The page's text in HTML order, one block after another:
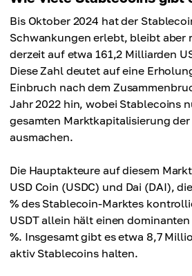
Bis Oktober 2024 hat der
Schwankungen erlebt, bleibt aber
derzeit auf etwa 161,2 Milliarden
Diese Zahl deutet auf eine
Einbruch nach dem
Jahr 2022 hin, wobei Stablecoins
gesamten Marktkapitalisierung
ausmachen.
Die Hauptakteure auf diesem
USD Coin (USDC) und Dai (DAI),
% des Stablecoin-Marktes
USDT allein hält einen
%. Insgesamt gibt es etwa 8,7
aktiv Stablecoins halten.